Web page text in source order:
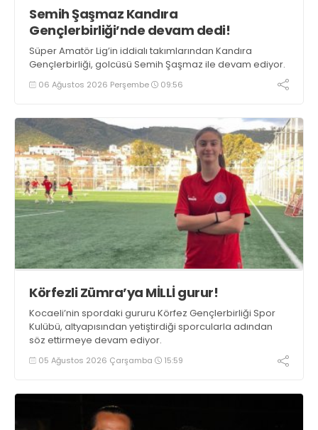
Semih Şaşmaz Kandıra
Gençlerbirliği’nde devam dedi!
Süper Amatör Lig’in iddialı takımlarından Kandıra
Gençlerbirliği, golcüsü Semih Şaşmaz ile devam ediyor.
06 Ağustos 2026 Perşembe 09:56
Körfezli Zümra’ya MİLLİ gurur!
Kocaeli’nin spordaki gururu Körfez Gençlerbirliği Spor
Kulübü, altyapısından yetiştirdiği sporcularla adından
söz ettirmeye devam ediyor.
05 Ağustos 2026 Çarşamba 15:59